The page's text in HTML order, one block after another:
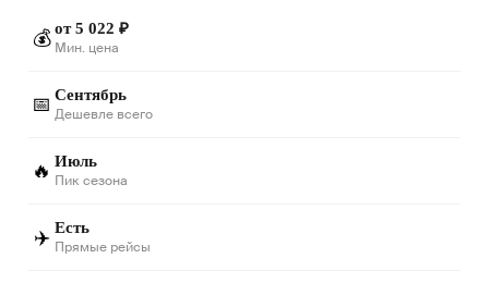
💰 от 5 022 ₽
Мин. цена
📅 Сентябрь
Дешевле всего
🔥 Июль
Пик сезона
✈️ Есть
Прямые рейсы